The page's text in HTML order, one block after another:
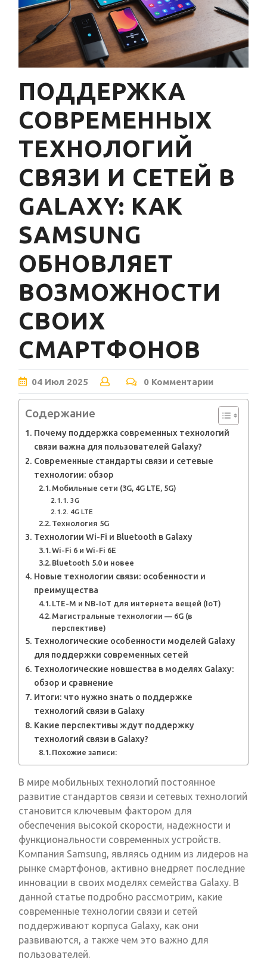
ПОДДЕРЖКА
СОВРЕМЕННЫХ
ТЕХНОЛОГИЙ
СВЯЗИ И СЕТЕЙ В
GALAXY: КАК
SAMSUNG
ОБНОВЛЯЕТ
ВОЗМОЖНОСТИ
СВОИХ
СМАРТФОНОВ
04 Июл 2025 0 Комментарии
Содержание
Почему поддержка современных технологий
связи важна для пользователей Galaxy?
Современные стандарты связи и сетевые
технологии: обзор
Мобильные сети (3G, 4G LTE, 5G)
3G
4G LTE
Технология 5G
Технологии Wi-Fi и Bluetooth в Galaxy
Wi-Fi 6 и Wi-Fi 6E
Bluetooth 5.0 и новее
Новые технологии связи: особенности и
преимущества
LTE-M и NB-IoT для интернета вещей (IoT)
Магистральные технологии — 6G (в
перспективе)
Технологические особенности моделей Galaxy
для поддержки современных сетей
Технологические новшества в моделях Galaxy:
обзор и сравнение
Итоги: что нужно знать о поддержке
технологий связи в Galaxy
Какие перспективы ждут поддержку
технологий связи в Galaxy?
Похожие записи:
В мире мобильных технологий постоянное
развитие стандартов связи и сетевых технологий
становится ключевым фактором для
обеспечения высокой скорости, надежности и
функциональности современных устройств.
Компания Samsung, являясь одним из лидеров на
рынке смартфонов, активно внедряет последние
инновации в своих моделях семейства Galaxy. В
данной статье подробно рассмотрим, какие
современные технологии связи и сетей
поддерживают корпуса Galaxy, как они
развиваются, а также чем это важно для
пользователей.